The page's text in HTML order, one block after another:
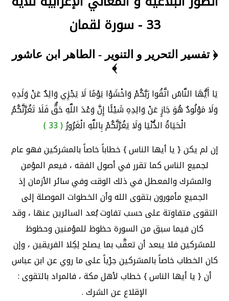
33 - سورة لقمان
﴿ تفسير التحرير و التنوير - الطاهر ابن عاشور
﴾
يَا أَيُّهَا النَّاسُ اتَّقُوا رَبَّكُمْ وَاخْشَوْا يَوْمًا لَا يَجْزِي وَالِدٌ عَنْ وَلَدِهِ
وَلَا مَوْلُودٌ هُوَ جَازٍ عَنْ وَالِدِهِ شَيْئًا إِنَّ وَعْدَ اللَّهِ حَقٌّ فَلَا تَغُرَّنَّكُمُ
الْحَيَاةُ الدُّنْيَا وَلَا يَغُرَّنَّكُمْ بِاللَّهِ الْغَرُورُ( 33 )
إن لم يكن { يا أيها الناس } خطاباً خاصاً بالمشركين فهو عام
لجميع الناس كما تقرر في أصول الفقه ، فيعم المؤمن
والمشرك والمعطل في ذلك الوقت وفي سائر الأزمان إذ
الجميع مأمورون بتقوى الله وأن الخطوات الموصلة إلى
التقوى متفاوتة على حسب تفاوت بُعد السائرين عنها ، وقد
كان فيما سبق من السورة حظوظ للمؤمنين وحظوظ
للمشركين فلا يبعد أن تعقَّب بما يصلح لِكِلا الفريقين ، وإن
كان الخطاب خاصاً بالمشركين جرْياً على ما روي عن ابن عباس
أن { يا أيها الناس } خطاب لأهل مكة ، فالمراد بالتقوى :
الإقلاع عن الشرك .